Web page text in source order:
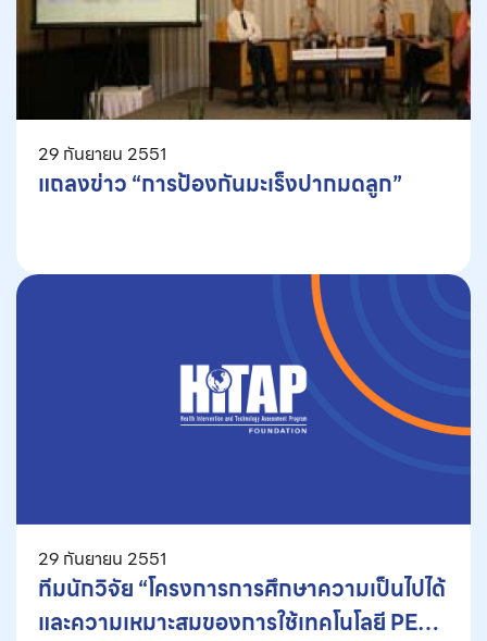
29 กันยายน 2551
แถลงข่าว “การป้องกันมะเร็งปากมดลูก”
29 กันยายน 2551
ทีมนักวิจัย “โครงการการศึกษาความเป็นไปได้
และความเหมาะสมของการใช้เทคโนโลยี PET–